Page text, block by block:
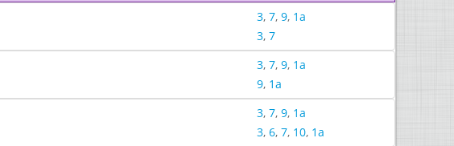
3, 7, 9, 1a
3, 7
3, 7, 9, 1a
9, 1a
3, 7, 9, 1a
3, 6, 7, 10, 1a